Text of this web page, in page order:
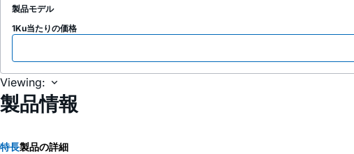
製品モデル
1Ku当たりの価格
Viewing:
製品情報
特長製品の詳細